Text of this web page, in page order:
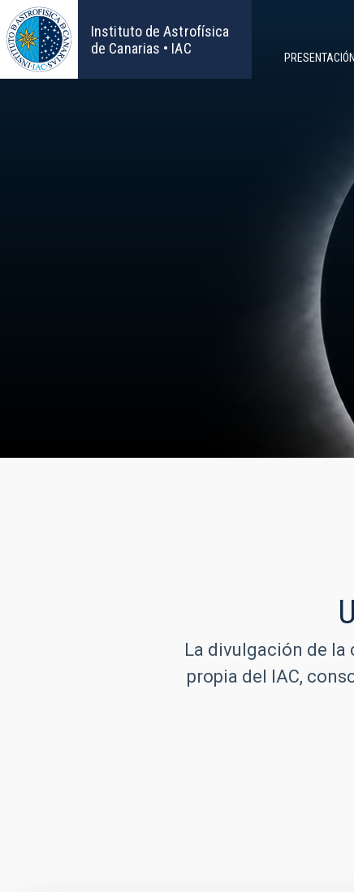
Pasar
al
contenido
principal
Instituto de Astrofísica
de Canarias • IAC
PRESENTACIÓN
La divulgación de
propia del IAC,